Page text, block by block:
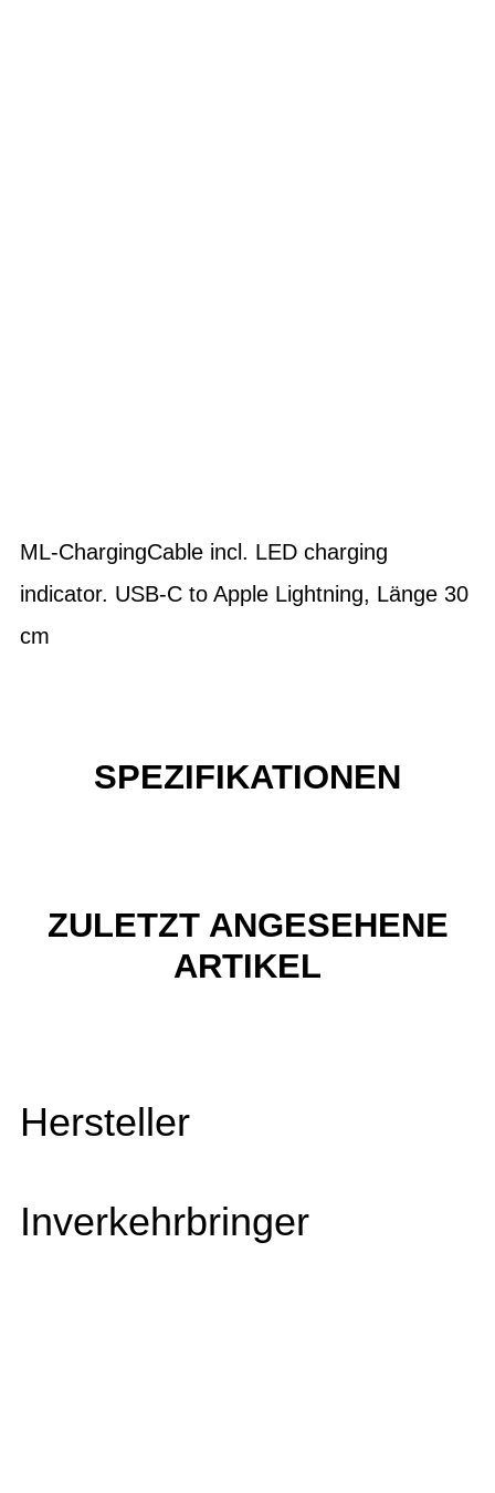
ML-ChargingCable incl. LED charging
indicator. USB-C to Apple Lightning, Länge 30
cm
SPEZIFIKATIONEN
ZULETZT ANGESEHENE
ARTIKEL
Hersteller
Inverkehrbringer